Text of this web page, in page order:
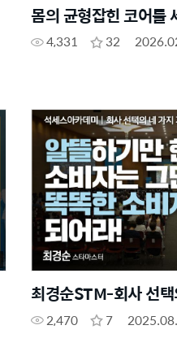
몸의 균형잡힌 코어를
4,331 32
최경순STM-회사 선
2,470 7